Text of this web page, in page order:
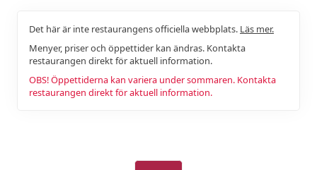
Det här är inte restaurangens officiella webbplats. Läs mer.
Menyer, priser och öppettider kan ändras. Kontakta
restaurangen direkt för aktuell information.
OBS! Öppettiderna kan variera under sommaren. Kontakta
restaurangen direkt för aktuell information.